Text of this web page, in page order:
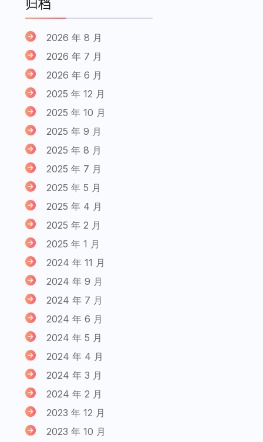
2026 年 8 月
2026 年 7 月
2026 年 6 月
2025 年 12 月
2025 年 10 月
2025 年 9 月
2025 年 8 月
2025 年 7 月
2025 年 5 月
2025 年 4 月
2025 年 2 月
2025 年 1 月
2024 年 11 月
2024 年 9 月
2024 年 7 月
2024 年 6 月
2024 年 5 月
2024 年 4 月
2024 年 3 月
2024 年 2 月
2023 年 12 月
2023 年 10 月